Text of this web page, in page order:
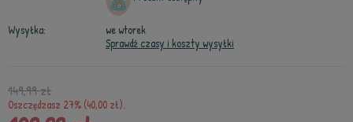
Wysyłka:
we wtorek
Sprawdź czasy i koszty wysyłki
149,99 zł
Oszczędzasz 27% (40,00 zł).